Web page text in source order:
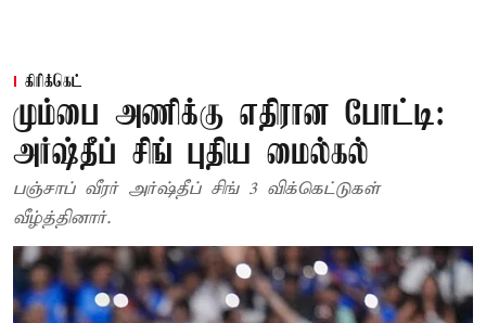
கிரிக்கெட்
மும்பை அணிக்கு எதிரான போட்டி:
அர்ஷ்தீப் சிங் புதிய மைல்கல்
பஞ்சாப் வீரர் அர்ஷ்தீப் சிங் 3 விக்கெட்டுகள்
வீழ்த்தினார்.